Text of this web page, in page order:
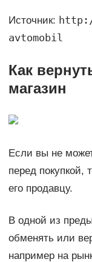
Источник:
avtomobil
Как
магазин
Если вы не
перед покупкой,
его продавцу.
В одной из
обменять или
например на